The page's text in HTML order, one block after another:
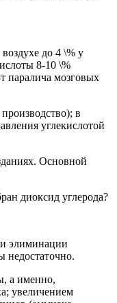
до 4 \% у
8-10 \%
паралича мозговых
в
углекислотой
Основной
диоксид углерода?
элиминации
недостаточно.
а именно,
увеличением